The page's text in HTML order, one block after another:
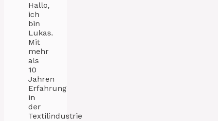
Hallo,
ich
bin
Lukas.
Mit
mehr
als
10
Jahren
Erfahrung
in
der
Textilindustrie